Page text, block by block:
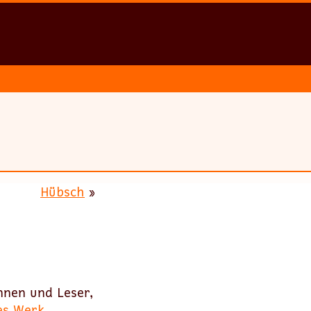
Hübsch »
und Leser,